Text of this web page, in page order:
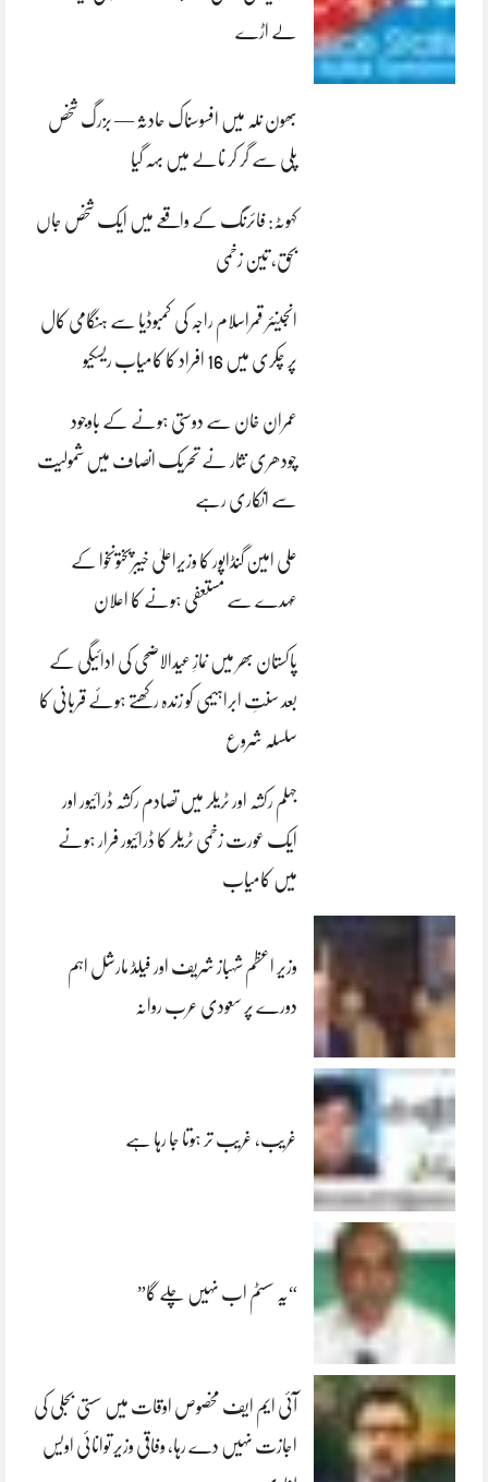
لے اڑے
بھون نلہ میں افسوسناک حادثہ — بزرگ شخص
پلی سے گر کر نالے میں بہہ گیا
کہوٹہ: فائرنگ کے واقعے میں ایک شخص جاں
بحق، تین زخمی
انجینئر قمراسلام راجہ کی کمبوڈیا سے ہنگامی کال
پر چکری میں 16 افراد کا کامیاب ریسکیو
عمران خان سے دوستی ہونے کے باوجود
چودھری نثار نے تحریک انصاف میں شمولیت
سے انکاری رہے
علی امین گنڈاپور کا وزیراعلیٰ خیبرپختونخوا کے
عہدے سے مستعفی ہونے کا اعلان
پاکستان بھر میں نمازِ عیدالاضحی کی ادائیگی کے
بعد سنتِ ابراہیمی کو زندہ رکھتے ہوئے قربانی کا
سلسلہ شروع
جہلم رکشہ اور ٹریلر میں تصادم رکشہ ڈرائیور اور
ایک عورت زخمی ٹریلر کا ڈرائیور فرار ہونے
میں کامیاب
وزیر اعظم شہباز شریف اور فیلڈ مارشل اہم
دورے پر سعودی عرب روانہ
غریب، غریب تر ہوتا جا رہا ہے
“یہ سسٹم اب نہیں چلے گا”
آئی ایم ایف مخصوص اوقات میں سستی بجلی کی
اجازت نہیں دے رہا، وفاقی وزیر توانائی اویس